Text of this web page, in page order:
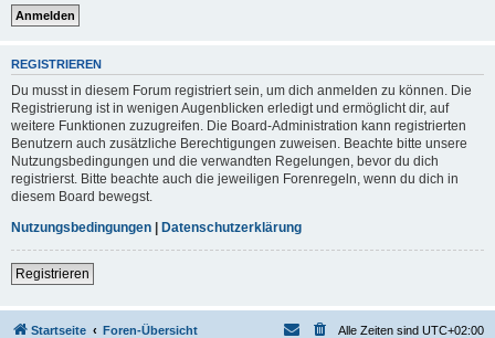
REGISTRIEREN
Du musst in diesem Forum registriert sein, um dich anmelden zu können. Die
Registrierung ist in wenigen Augenblicken erledigt und ermöglicht dir, auf
weitere Funktionen zuzugreifen. Die Board-Administration kann registrierten
Benutzern auch zusätzliche Berechtigungen zuweisen. Beachte bitte unsere
Nutzungsbedingungen und die verwandten Regelungen, bevor du dich
registrierst. Bitte beachte auch die jeweiligen Forenregeln, wenn du dich in
diesem Board bewegst.
Nutzungsbedingungen | Datenschutzerklärung
Registrieren
Startseite Foren-Übersicht Alle Zeiten sind UTC+02:00